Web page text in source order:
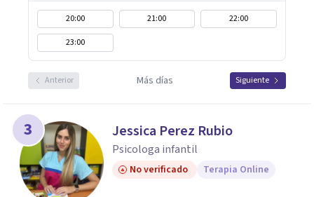
20:00 21:00
22:00
23:00
Anterior Más días Siguiente
3 Jessica Perez Rubio
Psicologa infantil
No verificado Terapia Online